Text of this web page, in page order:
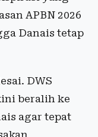
APBN 2026
Danais tetap
DWS
beralih ke
agar tepat